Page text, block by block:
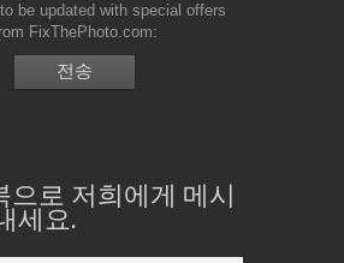
be updated with special offers
FixThePhoto.com
으로 저희에게 메시
세요.